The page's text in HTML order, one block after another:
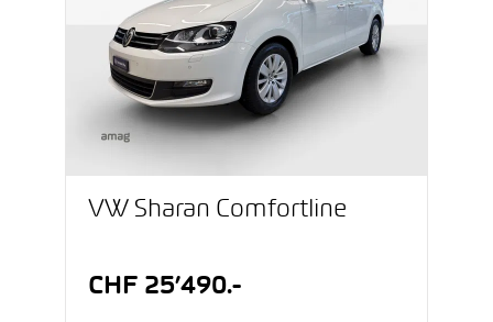
VW Sharan Comfortline
CHF 25’490.-